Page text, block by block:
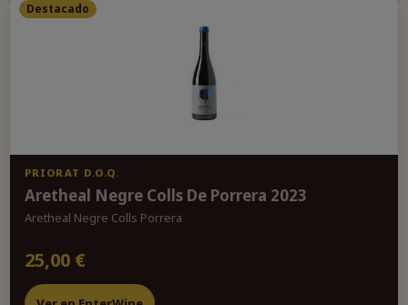
Destacado
PRIORAT D.O.Q.
Aretheal Negre Colls De Porrera 2023
Aretheal Negre Colls Porrera
25,00 €